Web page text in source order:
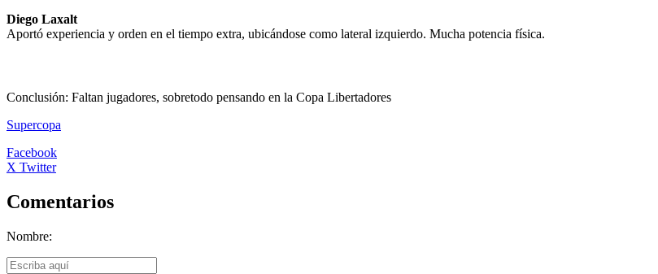
Diego Laxalt
Aportó experiencia y orden en el tiempo extra, ubicándose como lateral izquierdo. Mucha potencia física.
Conclusión: Faltan jugadores, sobretodo pensando en la Copa Libertadores
Supercopa
Facebook
X Twitter
Comentarios
Nombre: